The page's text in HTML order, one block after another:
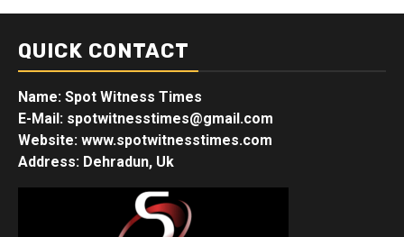
QUICK CONTACT
Name: Spot Witness Times
E-Mail: spotwitnesstimes@gmail.com
Website: www.spotwitnesstimes.com
Address: Dehradun, Uk